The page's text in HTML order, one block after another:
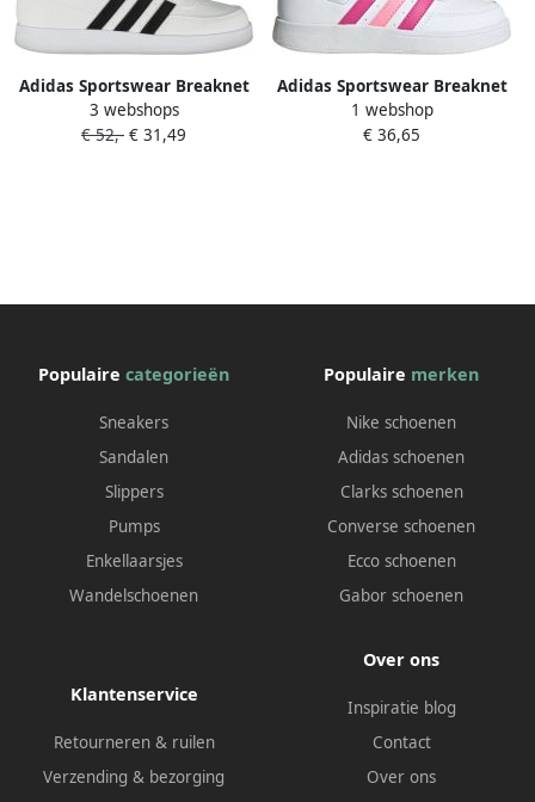
Adidas Sportswear Breaknet
Lifestyle Court Lace
Schoenen Kinderen Wit
3 webshops
€ 52,- € 31,49
Adidas Sportswear Breaknet
2.0 Kindersneakers Wit
1 webshop
€ 36,65
Populaire categorieën
Sneakers
Sandalen
Slippers
Pumps
Enkellaarsjes
Wandelschoenen
Populaire merken
Nike schoenen
Adidas schoenen
Clarks schoenen
Converse schoenen
Ecco schoenen
Gabor schoenen
Klantenservice
Retourneren & ruilen
Verzending & bezorging
Over ons
Inspiratie blog
Contact
Over ons